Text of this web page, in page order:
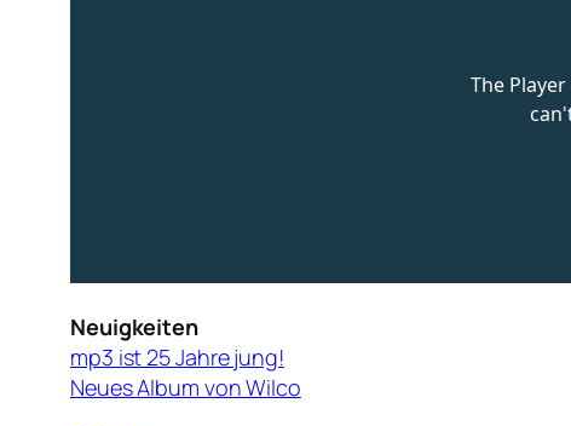
Neuigkeiten
mp3 ist 25 Jahre jung!
Neues Album von Wilco